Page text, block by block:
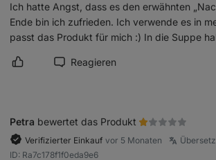
Ich hatte Angst, dass es den erwähnten
Ende bin ich zufrieden. Ich verwende es in
passt das Produkt für mich :) In die Suppe
Rezension als hilfreich markieren
Reagieren
Petra bewertet das Produkt
Verifizierter Einkauf vor 5 Monaten
ID: Ra7c178f1f0eda9e6